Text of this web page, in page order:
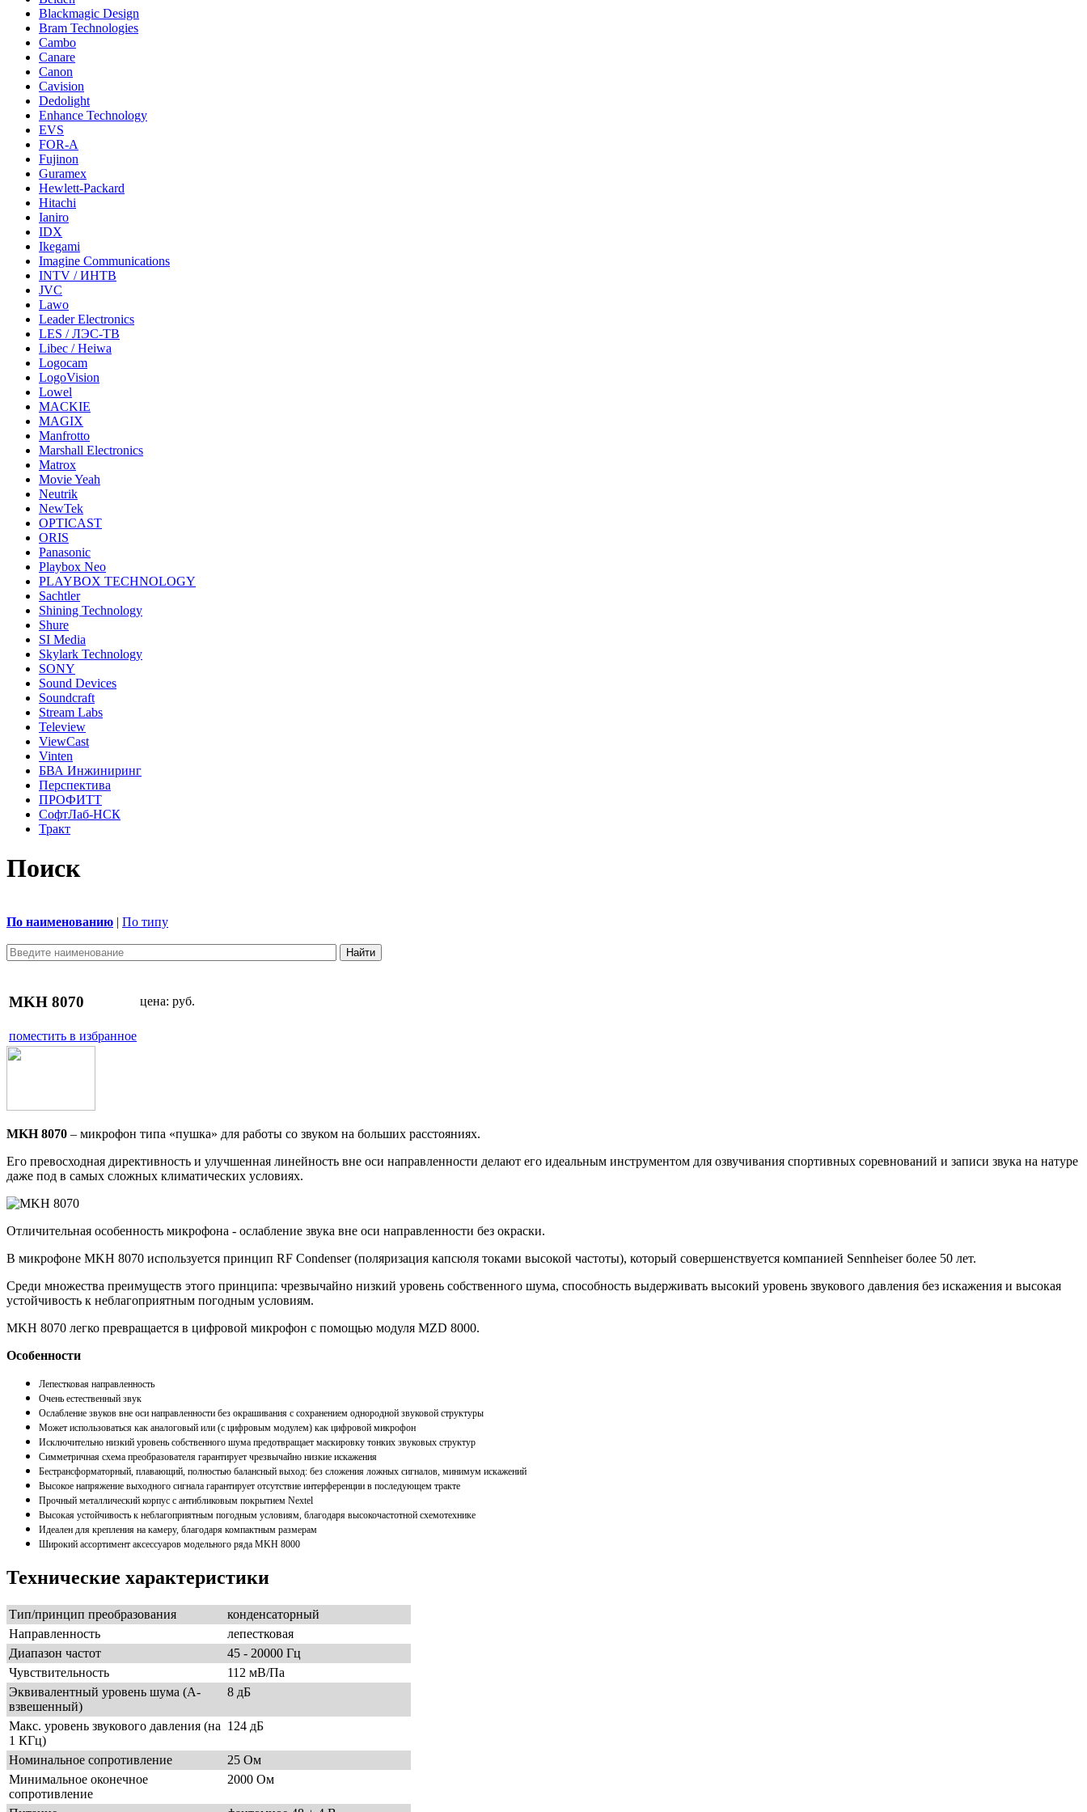
Blackmagic Design
Bram Technologies
Cambo
Canare
Canon
Cavision
Dedolight
Enhance Technology
EVS
FOR-A
Fujinon
Guramex
Hewlett-Packard
Hitachi
Ianiro
IDX
Ikegami
Imagine Communications
INTV / ИНТВ
JVC
Lawo
Leader Electronics
LES / ЛЭС-ТВ
Libec / Heiwa
Logocam
LogoVision
Lowel
MACKIE
MAGIX
Manfrotto
Marshall Electronics
Matrox
Movie Yeah
Neutrik
NewTek
OPTICAST
ORIS
Panasonic
Playbox Neo
PLAYBOX TECHNOLOGY
Sachtler
Shining Technology
Shure
SI Media
Skylark Technology
SONY
Sound Devices
Soundcraft
Stream Labs
Teleview
ViewCast
Vinten
БВА Инжиниринг
Перспектива
ПРОФИТТ
СофтЛаб-НСК
Тракт
Поиск
По наименованию По типу
MKH 8070 цена: руб.
поместить в избранное
MKH 8070 – микрофон типа «пушка» для работы со звуком на больших расстояниях.
Его превосходная директивность и улучшенная линейность вне оси направленности делают его идеальным инструментом для озвучивания спортивных соревнований и записи звука на натуре
даже под в самых сложных климатических условиях.
Отличительная особенность микрофона - ослабление звука вне оси направленности без окраски.
В микрофоне MKH 8070 используется принцип RF Condenser (поляризация капсюля токами высокой частоты), который совершенствуется компанией Sennheiser более 50 лет.
Среди множества преимуществ этого принципа: чрезвычайно низкий уровень собственного шума, способность выдерживать высокий уровень звукового давления без искажения и высокая
устойчивость к неблагоприятным погодным условиям.
MKH 8070 легко превращается в цифровой микрофон с помощью модуля MZD 8000.
Особенности
Лепестковая направленность
Очень естественный звук
Ослабление звуков вне оси направленности без окрашивания с сохранением однородной звуковой структуры
Может использоваться как аналоговый или (с цифровым модулем) как цифровой микрофон
Исключительно низкий уровень собственного шума предотвращает маскировку тонких звуковых структур
Симметричная схема преобразователя гарантирует чрезвычайно низкие искажения
Бестрансформаторный, плавающий, полностью балансный выход: без сложения ложных сигналов, минимум искажений
Высокое напряжение выходного сигнала гарантирует отсутствие интерференции в последующем тракте
Прочный металлический корпус с антибликовым покрытием Nextel
Высокая устойчивость к неблагоприятным погодным условиям, благодаря высокочастотной схемотехнике
Идеален для крепления на камеру, благодаря компактным размерам
Широкий ассортимент аксессуаров модельного ряда MKH 8000
Технические характеристики
Тип/принцип преобразования
конденсаторный
Направленность
лепестковая
Диапазон частот
45 - 20000 Гц
Чувствительность
112 мВ/Па
Эквивалентный уровень шума (А-
взвешенный)
8 дБ
Макс. уровень звукового давления (на
1 КГц)
124 дБ
Номинальное сопротивление
25 Ом
Минимальное оконечное
сопротивление
2000 Ом